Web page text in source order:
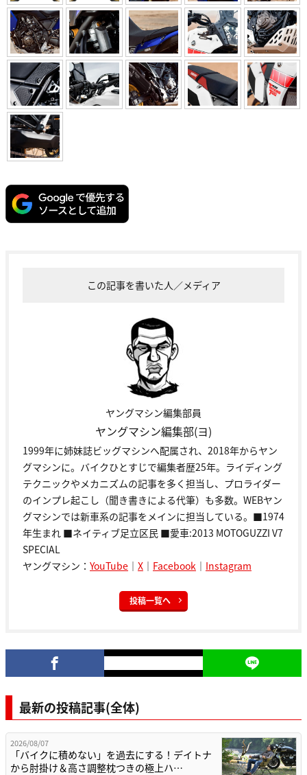
この記事を書いた人／メディア
ヤングマシン編集部員
ヤングマシン編集部(ヨ)
1999年に姉妹誌ビッグマシンへ配属され、2018年からヤン
グマシンに。バイクひとすじで編集者歴25年。ライディング
テクニックやメカニズムの記事を多く担当し、プロライダー
のインプレ起こし（聞き書きによる代筆）も多数。WEBヤン
グマシンでは新車系の記事をメインに担当している。■1974
年生まれ ■ネイティブ足立区民 ■愛車:2013 MOTOGUZZI V7
SPECIAL
ヤングマシン： YouTube ｜ X ｜ Facebook ｜ Instagram
投稿一覧へ
最新の投稿記事(全体)
2026/08/07
「バイクに積めない」を過去にする！デイトナ
から肘掛け＆高さ調整枕つきの極上ハ…